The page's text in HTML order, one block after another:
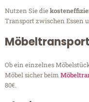
Nutzen Sie die
Transport zwischen Essen
Möbeltransport
Ob ein einzelnes
Möbel sicher beim
80€.